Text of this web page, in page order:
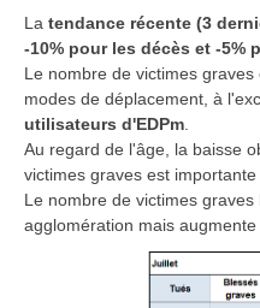
La tendance récente (3
-10% pour les décès et -5%
Le nombre de victimes
modes de déplacement, à
utilisateurs d'EDPm.
Au regard de l'âge, la baisse
victimes graves est
Le nombre de victimes
agglomération mais